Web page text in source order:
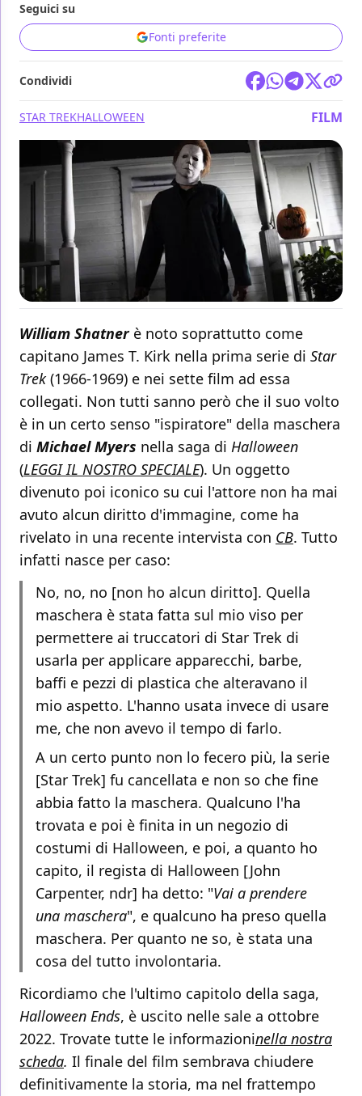
Seguici su
Fonti preferite
Condividi
STAR TREKHALLOWEEN FILM
William Shatnerè noto soprattutto come
capitano James T. Kirk nella prima serie di Star
Trek(1966-1969) e nei sette film ad essa
collegati. Non tutti sanno però che il suo volto
è in un certo senso "ispiratore" della maschera
di Michael Myers nella saga di Halloween
(LEGGI IL NOSTRO SPECIALE). Un oggetto
divenuto poi iconico su cui l'attore non ha mai
avuto alcun diritto d'immagine, come ha
rivelato in una recente intervista con CB. Tutto
infatti nasce per caso:
No, no, no [non ho alcun diritto]. Quella
maschera è stata fatta sul mio viso per
permettere ai truccatori di Star Trek di
usarla per applicare apparecchi, barbe,
baffi e pezzi di plastica che alteravano il
mio aspetto. L'hanno usata invece di usare
me, che non avevo il tempo di farlo.
A un certo punto non lo fecero più, la serie
[Star Trek] fu cancellata e non so che fine
abbia fatto la maschera. Qualcuno l'ha
trovata e poi è finita in un negozio di
costumi di Halloween, e poi, a quanto ho
capito, il regista di Halloween [John
Carpenter, ndr] ha detto: "Vai a prendere
una maschera", e qualcuno ha preso quella
maschera. Per quanto ne so, è stata una
cosa del tutto involontaria.
Ricordiamo che l'ultimo capitolo della saga,
Halloween Ends, è uscito nelle sale a ottobre
2022. Trovate tutte le informazioninella nostra
scheda. Il finale del film sembrava chiudere
definitivamente la storia, ma nel frattempo